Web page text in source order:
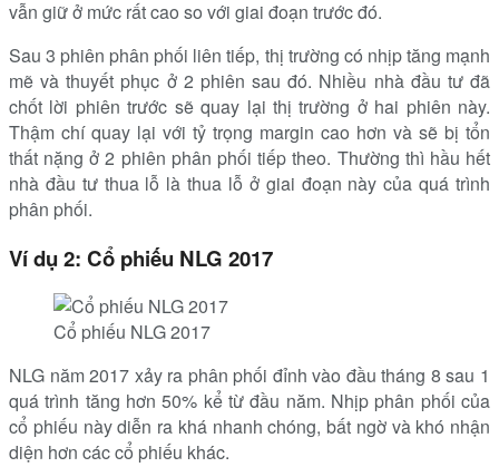
vẫn giữ ở mức rất cao so với giai đoạn trước đó.
Sau 3 phiên phân phối liên tiếp, thị trường có nhịp tăng mạnh
mẽ và thuyết phục ở 2 phiên sau đó. Nhiều nhà đầu tư đã
chốt lời phiên trước sẽ quay lại thị trường ở hai phiên này.
Thậm chí quay lại với tỷ trọng margin cao hơn và sẽ bị tổn
thất nặng ở 2 phiên phân phối tiếp theo. Thường thì hầu hết
nhà đầu tư thua lỗ là thua lỗ ở giai đoạn này của quá trình
phân phối.
Ví dụ 2: Cổ phiếu NLG 2017
Cổ phiếu NLG 2017
NLG năm 2017 xảy ra phân phối đỉnh vào đầu tháng 8 sau 1
quá trình tăng hơn 50% kể từ đầu năm. Nhịp phân phối của
cổ phiếu này diễn ra khá nhanh chóng, bất ngờ và khó nhận
diện hơn các cổ phiếu khác.